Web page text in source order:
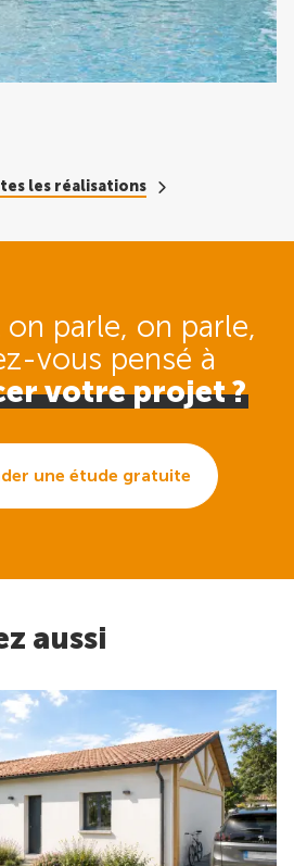
les réalisations
on parle, on parle,
vous pensé à
votre projet ?
une étude gratuite
aussi